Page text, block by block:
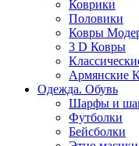
Коврики
Половики
Ковры
3 D Ковры
Армянские
Одежда. Обувь
Шарфы и
Футболки
Бейсболки